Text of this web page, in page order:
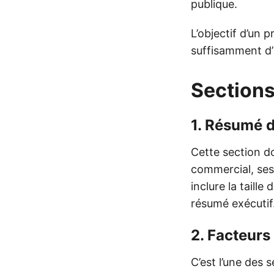
publique.
L’objectif d’un
suffisamment
1. Résumé
Cette section
commercial,
inclure la taille
résumé
2.
C’est l’une